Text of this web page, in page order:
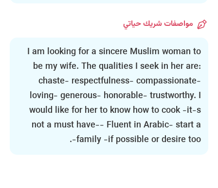
مواصفات شريك حياتي
I am looking for a sincere Muslim woman to
be my wife. The qualities I seek in her are:
chaste- respectfulness- compassionate-
loving- generous- honorable- trustworthy. I
would like for her to know how to cook -it-s
not a must have-- Fluent in Arabic- start a
family -if possible or desire too-.